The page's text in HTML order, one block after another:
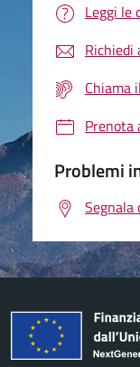
Leggi le
Richiedi
Chiama
Prenota
Problemi
Segnala